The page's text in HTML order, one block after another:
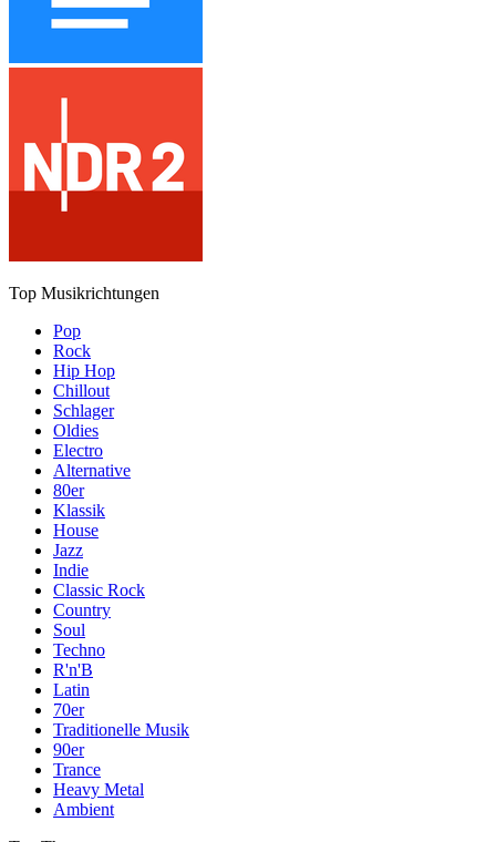
Top Musikrichtungen
Pop
Rock
Hip Hop
Chillout
Schlager
Oldies
Electro
Alternative
80er
Klassik
House
Jazz
Indie
Classic Rock
Country
Soul
Techno
R'n'B
Latin
70er
Traditionelle Musik
90er
Trance
Heavy Metal
Ambient